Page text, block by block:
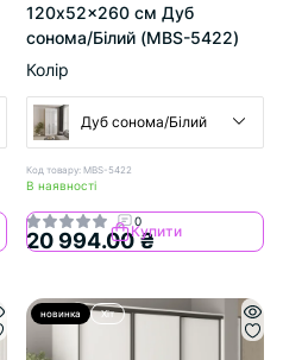
120x52x260 см Дуб
сонома/Білий (MBS-5422)
Колір
Дуб сонома/Білий
Код товару: MBS-5422
В наявності
0
20 994.00 ₴Купити
новинка Хіт